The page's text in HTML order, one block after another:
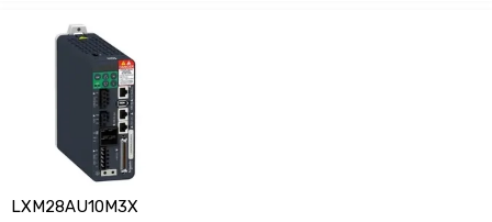
LXM28AU10M3X